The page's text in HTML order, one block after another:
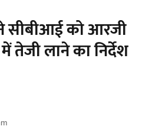
सीबीआई को आरजी
लाने का निर्देश